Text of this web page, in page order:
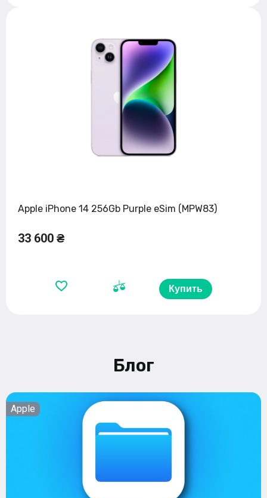
Apple iPhone 14 256Gb Purple eSim (MPW83)
33 600 ₴
Купить
Блог
Apple